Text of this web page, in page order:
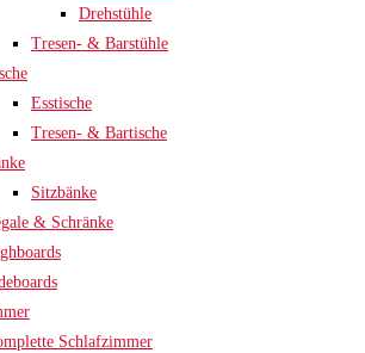
Drehstühle
Tresen- & Barstühle
Esstische
Tresen- & Bartische
Sitzbänke
& Schränke
Schlafzimmer